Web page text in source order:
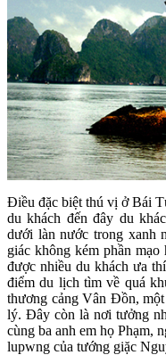
Điều đặc biệt thú vị ở Bái
du khách đến đây du
dưới làn nước trong xanh
giác không kém phần
được nhiều du khách ưa
điểm du lịch tìm về quá
thương cảng Vân Đồn,
lý. Đây còn là nơi tưởng
cùng ba anh em họ Phạm,
lupwng của tướng giặc